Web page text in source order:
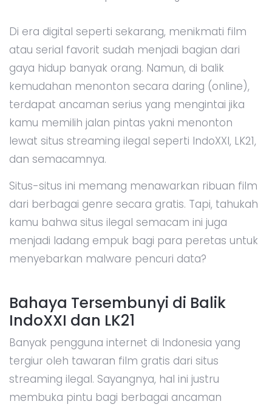
Di era digital seperti sekarang, menikmati film
atau serial favorit sudah menjadi bagian dari
gaya hidup banyak orang. Namun, di balik
kemudahan menonton secara daring (online),
terdapat ancaman serius yang mengintai jika
kamu memilih jalan pintas yakni menonton
lewat situs streaming ilegal seperti IndoXXI, LK21,
dan semacamnya.
Situs-situs ini memang menawarkan ribuan film
dari berbagai genre secara gratis. Tapi, tahukah
kamu bahwa situs ilegal semacam ini juga
menjadi ladang empuk bagi para peretas untuk
menyebarkan malware pencuri data?
Bahaya Tersembunyi di Balik
IndoXXI dan LK21
Banyak pengguna internet di Indonesia yang
tergiur oleh tawaran film gratis dari situs
streaming ilegal. Sayangnya, hal ini justru
membuka pintu bagi berbagai ancaman